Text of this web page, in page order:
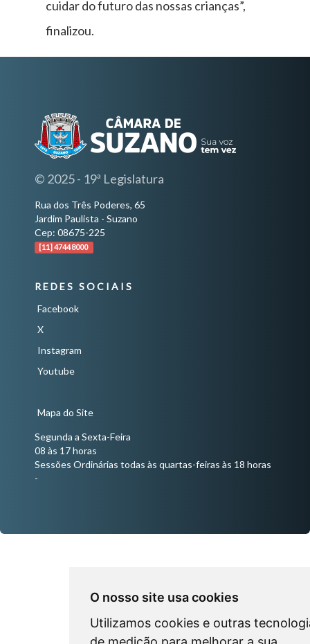
O nosso site usa cookies
Utilizamos cookies e outras
cuidar do futuro das nossas crianças”,
finalizou.
© 2025 - 19ª Legislatura
Rua dos Três Poderes, 65
Jardim Paulista - Suzano
Cep: 08675-225
[11] 4744 8000
REDES SOCIAIS
Facebook
X
Instagram
Youtube
Mapa do Site
Segunda a Sexta-Feira
08 às 17 horas
Sessões Ordinárias todas às quartas-feiras às 18 horas
-